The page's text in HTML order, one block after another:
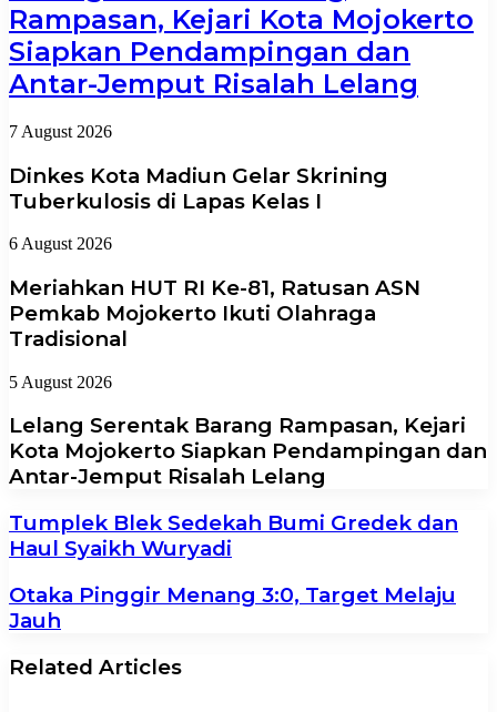
Rampasan, Kejari Kota Mojokerto
Siapkan Pendampingan dan
Antar-Jemput Risalah Lelang
7 August 2026
Dinkes Kota Madiun Gelar Skrining
Tuberkulosis di Lapas Kelas I
6 August 2026
Meriahkan HUT RI Ke-81, Ratusan ASN
Pemkab Mojokerto Ikuti Olahraga
Tradisional
5 August 2026
Lelang Serentak Barang Rampasan, Kejari
Kota Mojokerto Siapkan Pendampingan dan
Antar-Jemput Risalah Lelang
Tumplek Blek Sedekah Bumi Gredek dan
Haul Syaikh Wuryadi
Otaka Pinggir Menang 3:0, Target Melaju
Jauh
Related Articles